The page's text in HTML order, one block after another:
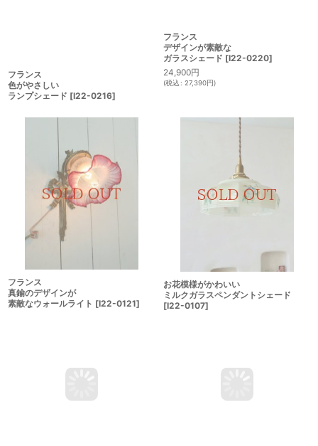
フランス
色がやさしい
ランプシェード [I22-0216]
フランス
デザインが素敵な
フランス
お花模様がかわいい